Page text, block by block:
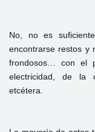
No, no es
encontrarse restos y
frondosos… con el
electricidad, de la
etcétera.